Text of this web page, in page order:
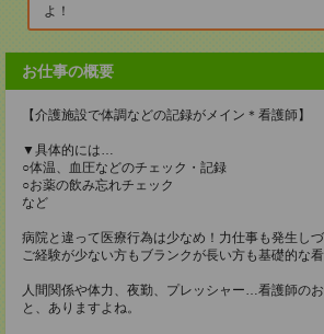
よ！
お仕事の概要
【介護施設で体調などの記録がメイン＊看護師】
▼具体的には…
○体温、血圧などのチェック・記録
○お薬の飲み忘れチェック
など
病院と違って医療行為は少なめ！力仕事も発生しづ
ご経験が少ない方もブランクが長い方も基礎的な
人間関係や体力、夜勤、プレッシャー…看護師の
と、ありますよね。